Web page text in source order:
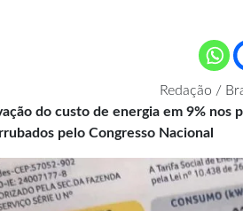
Redação /
do custo de energia em 9% nos
pelo Congresso Nacional